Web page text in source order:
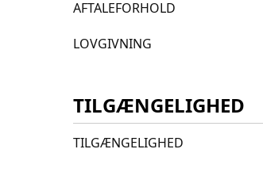
AFTALEFORHOLD
LOVGIVNING
TILGÆNGELIGHED
TILGÆNGELIGHED